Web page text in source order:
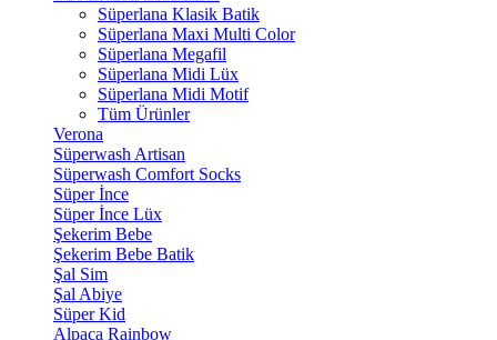
Süperlana Klasik Batik
Süperlana Maxi Multi Color
Süperlana Megafil
Süperlana Midi Lüx
Süperlana Midi Motif
Tüm Ürünler
Verona
Süperwash Artisan
Süperwash Comfort Socks
Süper İnce
Süper İnce Lüx
Şekerim Bebe
Şekerim Bebe Batik
Şal Sim
Şal Abiye
Süper Kid
Alpaca Rainbow